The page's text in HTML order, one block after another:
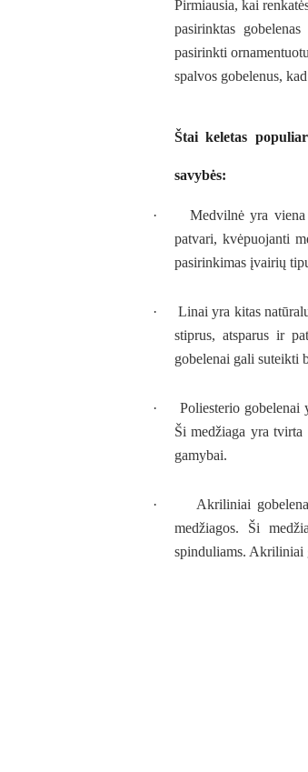
Pirmiausia, kai
pasirinktas
pasirinkti
spalvos gobelenus,
Štai keletas
savybės:
·
Medvilnė yra
patvari, kvėpuojanti
pasirinkimas įvairių
·
Linai yra kitas
stiprus, atsparus ir
gobelenai gali suteikti
·
Poliesterio gobelenai
Ši medžiaga yra
gamybai.
·
Akriliniai
medžiagos. Ši
spinduliams. Akriliniai